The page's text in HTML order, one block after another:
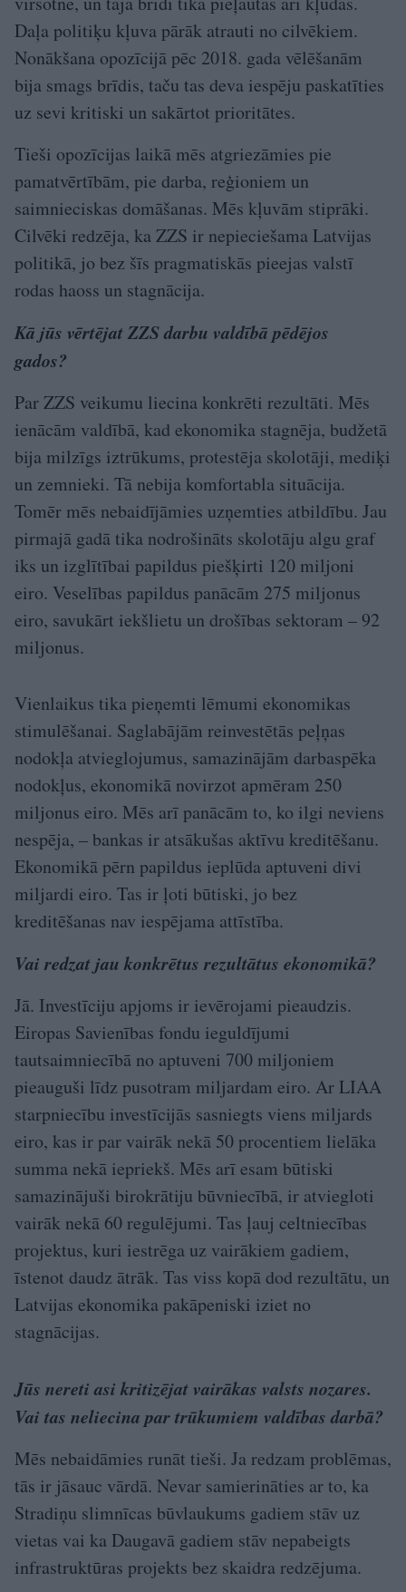
Daļa politiķu kļuva pārāk atrauti no cilvēkiem.
Nonākšana opozīcijā pēc 2018. gada vēlēšanām
bija smags brīdis, taču tas deva iespēju paskatīties
uz sevi kritiski un sakārtot prioritātes.
Tieši opozīcijas laikā mēs atgriezāmies pie
pamatvērtībām, pie darba, reģioniem un
saimnieciskas domāšanas. Mēs kļuvām stiprāki.
Cilvēki redzēja, ka ZZS ir nepieciešama Latvijas
politikā, jo bez šīs pragmatiskās pieejas valstī
rodas haoss un stagnācija.
Kā jūs vērtējat ZZS darbu valdībā pēdējos
gados?
Par ZZS veikumu liecina konkrēti rezultāti. Mēs
ienācām valdībā, kad ekonomika stagnēja, budžetā
bija milzīgs iztrūkums, protestēja skolotāji, mediķi
un zemnieki. Tā nebija komfortabla situācija.
Tomēr mēs nebaidījāmies uzņemties atbildību. Jau
pirmajā gadā tika nodrošināts skolotāju algu graf
iks un izglītībai papildus piešķirti 120 miljoni
eiro. Veselības papildus panācām 275 miljonus
eiro, savukārt iekšlietu un drošības sektoram – 92
miljonus.
Vienlaikus tika pieņemti lēmumi ekonomikas
stimulēšanai. Saglabājām reinvestētās peļņas
nodokļa atvieglojumus, samazinājām darbaspēka
nodokļus, ekonomikā novirzot apmēram 250
miljonus eiro. Mēs arī panācām to, ko ilgi neviens
nespēja, – bankas ir atsākušas aktīvu kreditēšanu.
Ekonomikā pērn papildus ieplūda aptuveni divi
miljardi eiro. Tas ir ļoti būtiski, jo bez
kreditēšanas nav iespējama attīstība.
Vai redzat jau konkrētus rezultātus ekonomikā?
Jā. Investīciju apjoms ir ievērojami pieaudzis.
Eiropas Savienības fondu ieguldījumi
tautsaimniecībā no aptuveni 700 miljoniem
pieauguši līdz pusotram miljardam eiro. Ar LIAA
starpniecību investīcijās sasniegts viens miljards
eiro, kas ir par vairāk nekā 50 procentiem lielāka
summa nekā iepriekš. Mēs arī esam būtiski
samazinājuši birokrātiju būvniecībā, ir atviegloti
vairāk nekā 60 regulējumi. Tas ļauj celtniecības
projektus, kuri iestrēga uz vairākiem gadiem,
īstenot daudz ātrāk. Tas viss kopā dod rezultātu, un
Latvijas ekonomika pakāpeniski iziet no
stagnācijas.
Jūs nereti asi kritizējat vairākas valsts nozares.
Vai tas neliecina par trūkumiem valdības darbā?
Mēs nebaidāmies runāt tieši. Ja redzam problēmas,
tās ir jāsauc vārdā. Nevar samierināties ar to, ka
Stradiņu slimnīcas būvlaukums gadiem stāv uz
vietas vai ka Daugavā gadiem stāv nepabeigts
infrastruktūras projekts bez skaidra redzējuma.